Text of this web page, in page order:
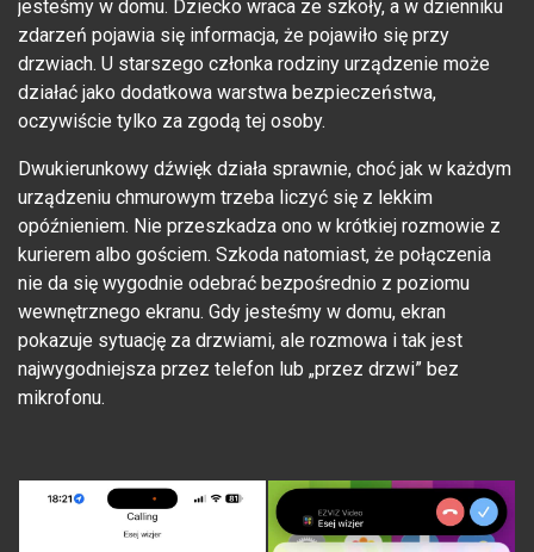
jesteśmy w domu. Dziecko wraca ze szkoły, a w dzienniku
zdarzeń pojawia się informacja, że pojawiło się przy
drzwiach. U starszego członka rodziny urządzenie może
działać jako dodatkowa warstwa bezpieczeństwa,
oczywiście tylko za zgodą tej osoby.
Dwukierunkowy dźwięk działa sprawnie, choć jak w każdym
urządzeniu chmurowym trzeba liczyć się z lekkim
opóźnieniem. Nie przeszkadza ono w krótkiej rozmowie z
kurierem albo gościem. Szkoda natomiast, że połączenia
nie da się wygodnie odebrać bezpośrednio z poziomu
wewnętrznego ekranu. Gdy jesteśmy w domu, ekran
pokazuje sytuację za drzwiami, ale rozmowa i tak jest
najwygodniejsza przez telefon lub „przez drzwi” bez
mikrofonu.